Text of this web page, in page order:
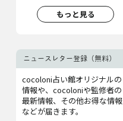
もっと見る
ニュースレター登録（無料）
cocoloni占い館オリジナルの
情報や、cocoloniや監修者の
最新情報、その他お得な情報
などが届きます。